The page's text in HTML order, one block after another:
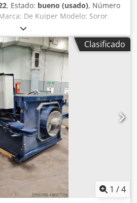
, Estado: bueno (usado), Número
De Kuiper Modelo: Soror
Freidoras Longitud: 2700 mm
1800 mm Tensión de conexión
Año de fabricación: 2022
Equipado con sistema de filtrado
(1x ORE440 y 2x ORE540) y
Clasificado
1 /4